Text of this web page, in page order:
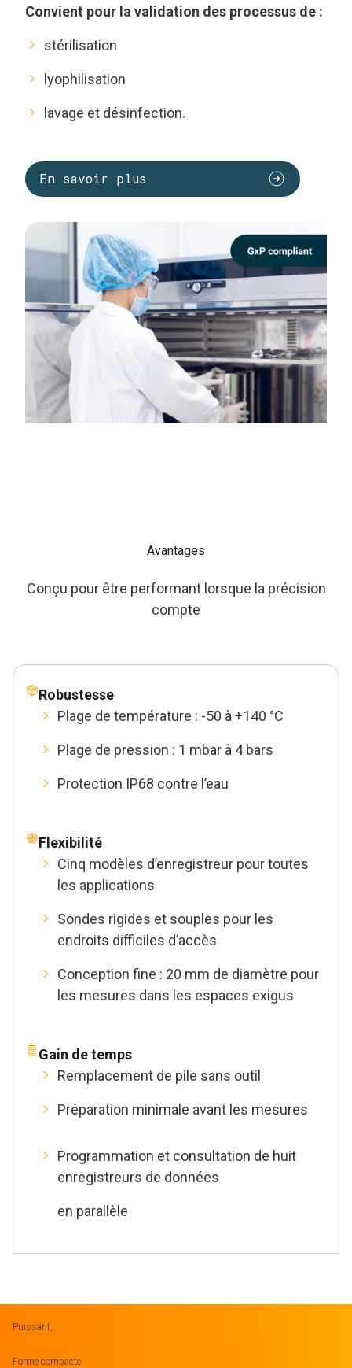
Convient pour la validation des processus de :
stérilisation
lyophilisation
lavage et désinfection.
En savoir plus
Avantages
Conçu pour être performant lorsque la précision
compte
Robustesse
Plage de température : -50 à +140 °C
Plage de pression : 1 mbar à 4 bars
Protection IP68 contre l’eau
Flexibilité
Cinq modèles d’enregistreur pour toutes
les applications
Sondes rigides et souples pour les
endroits difficiles d’accès
Conception fine : 20 mm de diamètre pour
les mesures dans les espaces exigus
Gain de temps
Remplacement de pile sans outil
Préparation minimale avant les mesures
Programmation et consultation de huit
enregistreurs de données
en parallèle
Puissant,
Forme compacte